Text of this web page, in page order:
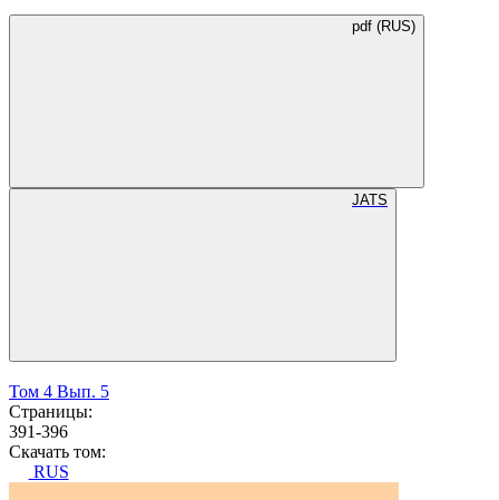
pdf (RUS)
JATS
Том 4 Вып. 5
Страницы:
391-396
Скачать том:
RUS